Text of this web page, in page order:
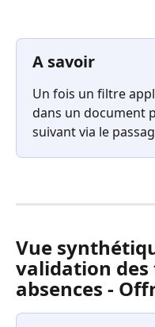
A savoir
Un fois un filtre
dans un document
suivant via le
Vue
validation
absences -